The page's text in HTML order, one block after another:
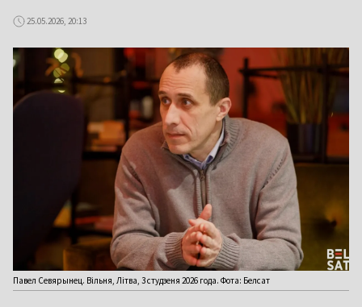
25.05.2026, 20:13
Павел Севярынец. Вільня, Літва, 3 студзеня 2026 года. Фота: Белсат